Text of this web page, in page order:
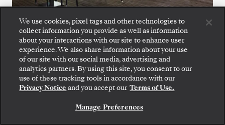
The Grill
Genießen Sie knackige Salate, gegrillte
Meeresfrüchte und perfekt gebratene Steaks
im The Grill, einem Favoriten am Pool.
We use cookies, pixel tags and other technologies to
collect information you provide as well as information
about your interactions with our site to enhance user
experience. We also share information about your use
of our site with our social media, advertising and
analytics partners. By using this site, you consent to our
use of these tracking tools in accordance with our
Privacy Notice and you accept our Terms of Use.
Manage Preferences